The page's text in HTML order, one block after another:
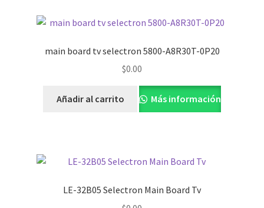
main board tv selectron 5800-A8R30T-0P20
$0.00
Añadir al carrito Más información
LE-32B05 Selectron Main Board Tv